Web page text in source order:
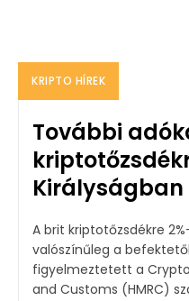
KRIPTO HÍREK
További
Királyságban
A brit kriptotőzsdékre
valószínűleg a
figyelmeztetett a
and Customs (HMRC)